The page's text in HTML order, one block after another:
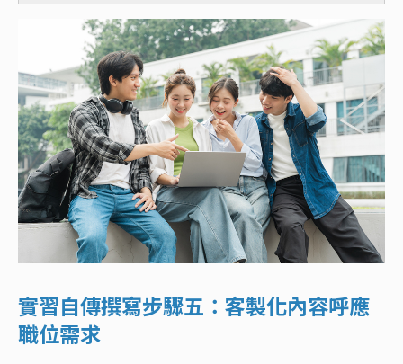
實習自傳撰寫步驟五：客製化內容呼應
職位需求